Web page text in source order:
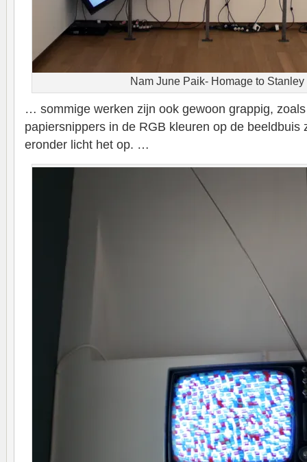
Nam June Paik- Homage to
… sommige werken zijn ook gewoon grappig,
papiersnippers in de RGB kleuren op de beeldbuis
eronder licht het op. …